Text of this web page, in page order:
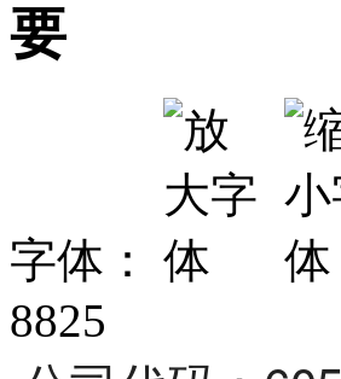
要
字体：
8825